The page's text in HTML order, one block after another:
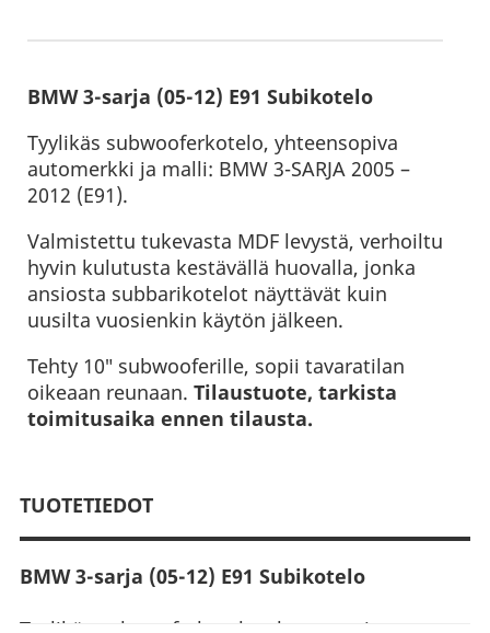
BMW 3-sarja (05-12) E91 Subikotelo
Tyylikäs subwooferkotelo, yhteensopiva
automerkki ja malli: BMW 3-SARJA 2005 –
2012 (E91).
Valmistettu tukevasta MDF levystä, verhoiltu
hyvin kulutusta kestävällä huovalla, jonka
ansiosta subbarikotelot näyttävät kuin
uusilta vuosienkin käytön jälkeen.
Tehty 10″ subwooferille, sopii tavaratilan
oikeaan reunaan.Tilaustuote, tarkista
toimitusaika ennen tilausta.
TUOTETIEDOT
BMW 3-sarja (05-12) E91 Subikotelo